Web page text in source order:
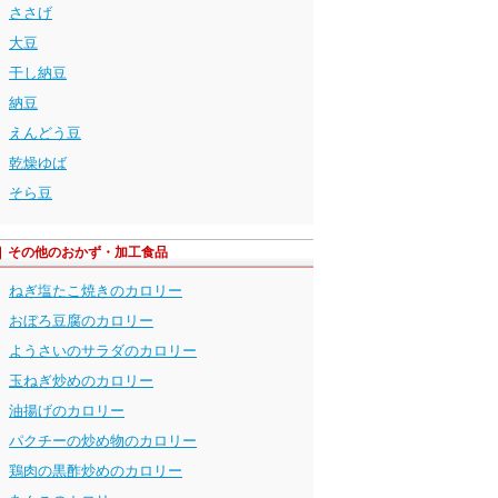
ささげ
大豆
干し納豆
納豆
えんどう豆
乾燥ゆば
そら豆
その他のおかず・加工食品
ねぎ塩たこ焼きのカロリー
おぼろ豆腐のカロリー
ようさいのサラダのカロリー
玉ねぎ炒めのカロリー
油揚げのカロリー
パクチーの炒め物のカロリー
鶏肉の黒酢炒めのカロリー